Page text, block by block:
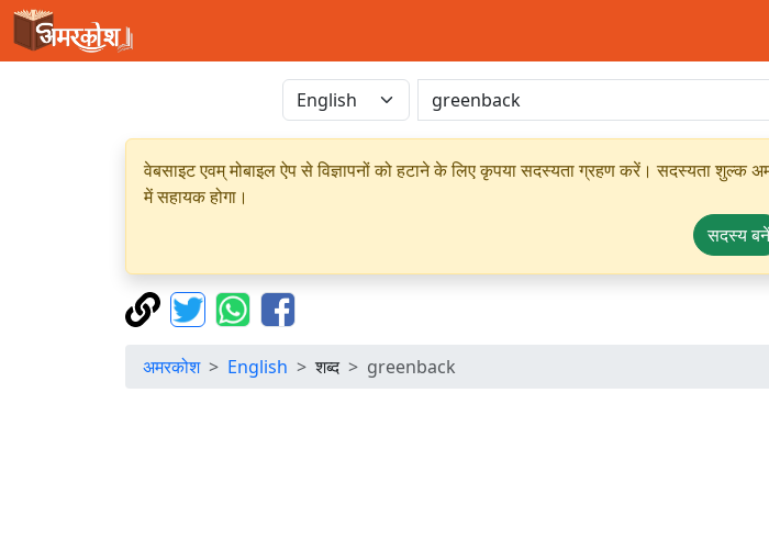
वेबसाइट एवम् मोबाइल ऐप से विज्ञापनों को हटाने के लिए कृपया सदस्यता ग्रहण करें। सदस्यता शुल्क
में सहायक होगा।
सदस्य बनें
अमरकोश English शब्द greenback